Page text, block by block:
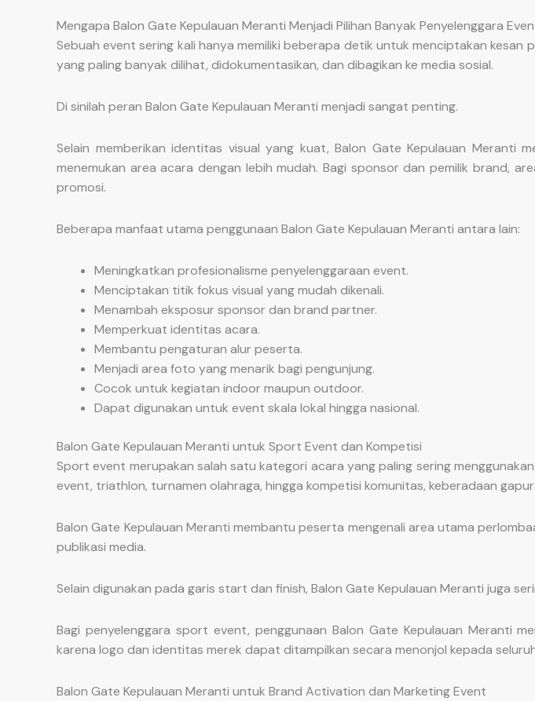
Mengapa Balon Gate Kepulauan Meranti Menjadi Pilihan Banyak Penyelenggara
Sebuah event sering kali hanya memiliki beberapa detik untuk menciptakan
yang paling banyak dilihat, didokumentasikan, dan dibagikan ke media sosial.
Di sinilah peran Balon Gate Kepulauan Meranti menjadi sangat penting.
Selain memberikan identitas visual yang kuat, Balon Gate Kepulauan Meranti
menemukan area acara dengan lebih mudah. Bagi sponsor dan pemilik brand,
promosi.
Beberapa manfaat utama penggunaan Balon Gate Kepulauan Meranti antara lain:
Meningkatkan profesionalisme penyelenggaraan event.
Menciptakan titik fokus visual yang mudah dikenali.
Menambah eksposur sponsor dan brand partner.
Memperkuat identitas acara.
Membantu pengaturan alur peserta.
Menjadi area foto yang menarik bagi pengunjung.
Cocok untuk kegiatan indoor maupun outdoor.
Dapat digunakan untuk event skala lokal hingga nasional.
Balon Gate Kepulauan Meranti untuk Sport Event dan Kompetisi
Sport event merupakan salah satu kategori acara yang paling sering
event, triathlon, turnamen olahraga, hingga kompetisi komunitas, keberadaan
Balon Gate Kepulauan Meranti membantu peserta mengenali area utama
publikasi media.
Selain digunakan pada garis start dan finish, Balon Gate Kepulauan Meranti juga
Bagi penyelenggara sport event, penggunaan Balon Gate Kepulauan Meranti
karena logo dan identitas merek dapat ditampilkan secara menonjol kepada
Balon Gate Kepulauan Meranti untuk Brand Activation dan Marketing Event